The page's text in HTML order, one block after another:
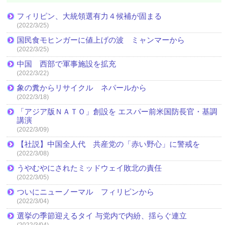
フィリピン、大統領選有力４候補が固まる
(2022/3/25)
国民食モヒンガーに値上げの波 ミャンマーから
(2022/3/25)
中国 西部で軍事施設を拡充
(2022/3/22)
象の糞からリサイクル ネパールから
(2022/3/18)
「アジア版ＮＡＴＯ」創設を エスパー前米国防長官・基調
講演
(2022/3/09)
【社説】中国全人代 共産党の「赤い野心」に警戒を
(2022/3/08)
うやむやにされたミッドウェイ敗北の責任
(2022/3/05)
ついにニューノーマル フィリピンから
(2022/3/04)
選挙の季節迎えるタイ 与党内で内紛、揺らぐ連立